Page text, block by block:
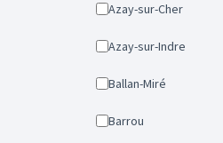
Azay-sur-Cher
Azay-sur-Indre
Ballan-Miré
Barrou